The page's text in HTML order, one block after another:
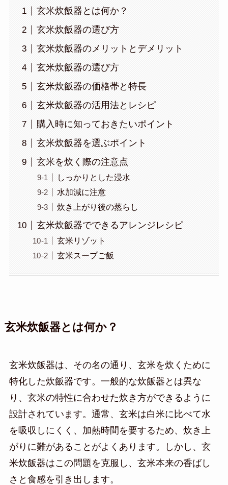
玄米炊飯器とは何か？
玄米炊飯器の選び方
玄米炊飯器のメリットとデメリット
玄米炊飯器の選び方
玄米炊飯器の価格帯と特長
玄米炊飯器の活用法とレシピ
購入時に知っておきたいポイント
玄米炊飯器を選ぶポイント
玄米を炊く際の注意点
しっかりとした浸水
水加減に注意
炊き上がり後の蒸らし
玄米炊飯器でできるアレンジレシピ
玄米リゾット
玄米スープご飯
玄米炊飯器とは何か？
玄米炊飯器は、その名の通り、玄米を炊くために
特化した炊飯器です。一般的な炊飯器とは異な
り、玄米の特性に合わせた炊き方ができるように
設計されています。通常、玄米は白米に比べて水
を吸収しにくく、加熱時間を要するため、炊き上
がりに難があることがよくあります。しかし、玄
米炊飯器はこの問題を克服し、玄米本来の香ばし
さと食感を引き出します。